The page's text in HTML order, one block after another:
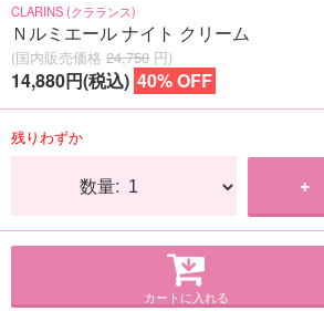
CLARINS (クラランス)
Ｎルミエール ナイト クリーム
(国内販売価格 24,750 円)
14,880円(税込) 40% OFF
残りわずか
数量: +
カートに入れる